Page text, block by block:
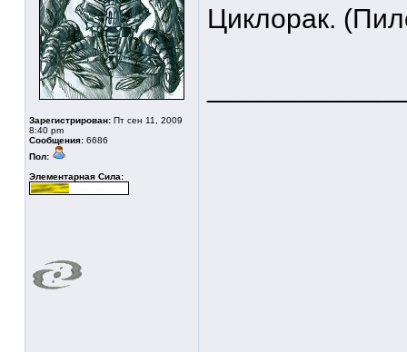
Зарегистрирован: Пт сен 11, 2009
8:40 pm
Сообщения: 6686
Пол:
Элементарная Сила:
Циклорак.